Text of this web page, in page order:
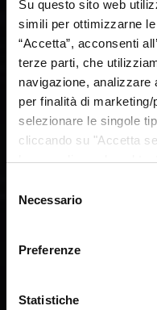
Su questo sito web
simili per ottimizzarne
“Accetta”, acconsenti
terze parti, che
navigazione,
per finalità di
selezionare le singole
cliccando su "Accetta
banner cliccando sul
fruizione del sito. Potrai
ogni momento
a fine pagina. Per
prendere visione della
delNecessario
Preferenze
Statistiche